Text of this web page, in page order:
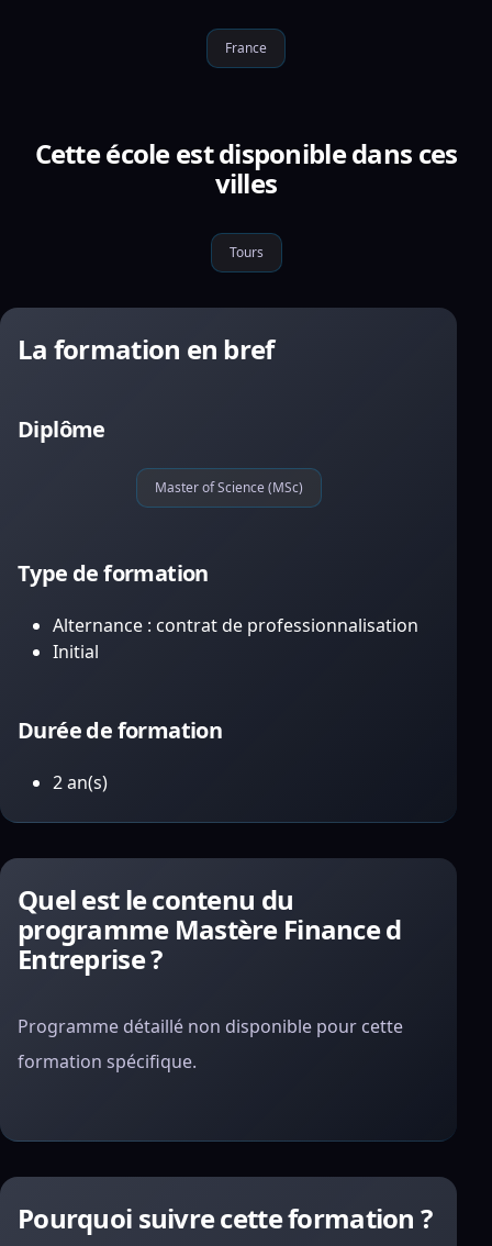
France
Cette école est disponible dans ces
villes
Tours
La formation en bref
Diplôme
Master of Science (MSc)
Type de formation
Alternance : contrat de professionnalisation
Initial
Durée de formation
2 an(s)
Quel est le contenu du
programme Mastère Finance d
Entreprise ?
Programme détaillé non disponible pour cette
formation spécifique.
Pourquoi suivre cette formation ?